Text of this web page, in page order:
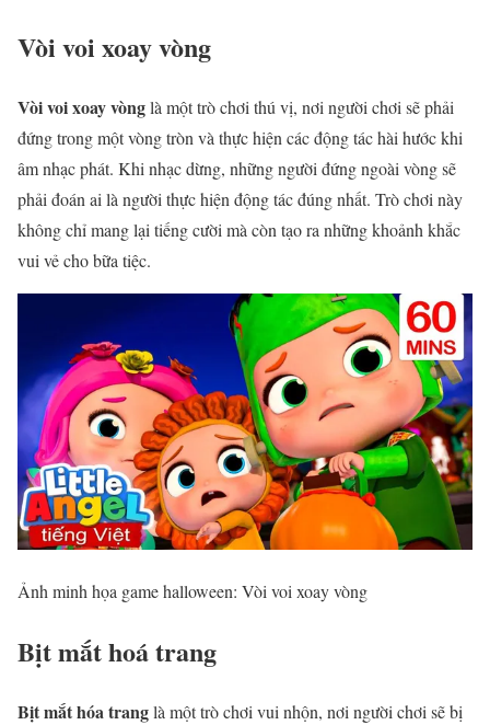
Vòi voi xoay vòng
Vòi voi xoay vònglà một trò chơi thú vị, nơi người chơi sẽ phải
đứng trong một vòng tròn và thực hiện các động tác hài hước khi
âm nhạc phát. Khi nhạc dừng, những người đứng ngoài vòng sẽ
phải đoán ai là người thực hiện động tác đúng nhất. Trò chơi này
không chỉ mang lại tiếng cười mà còn tạo ra những khoảnh khắc
vui vẻ cho bữa tiệc.
Ảnh minh họa game halloween: Vòi voi xoay vòng
Bịt mắt hoá trang
Bịt mắt hóa tranglà một trò chơi vui nhộn, nơi người chơi sẽ bị